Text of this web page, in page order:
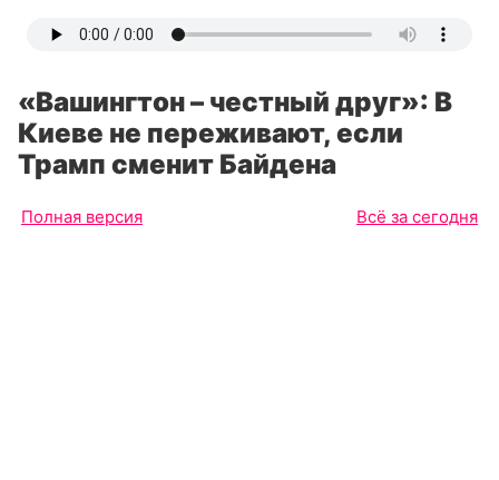
«Вашингтон – честный друг»: В
Киеве не переживают, если
Трамп сменит Байдена
Полная версия Всё за сегодня